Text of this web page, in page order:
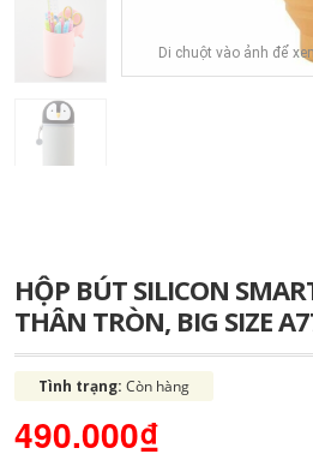
Di chuột vào ảnh để
HỘP BÚT SILICON
THÂN TRÒN, BIG SIZE
Tình trạng: Còn hàng
490.000₫